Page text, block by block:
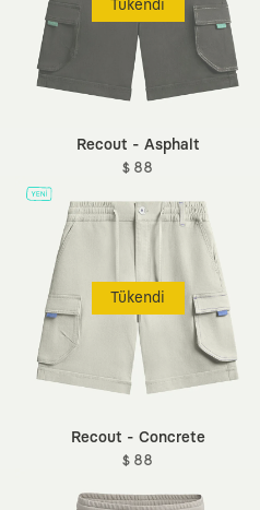
Tükendi
Recout - Asphalt
$ 88
Tükendi
Recout - Concrete
$ 88